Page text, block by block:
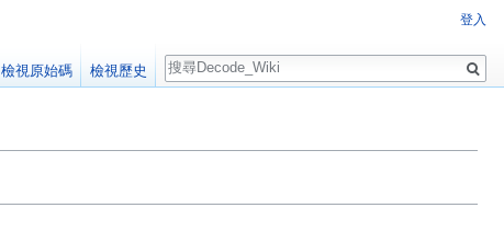
登入
檢視原始碼 檢視歷史
搜
尋